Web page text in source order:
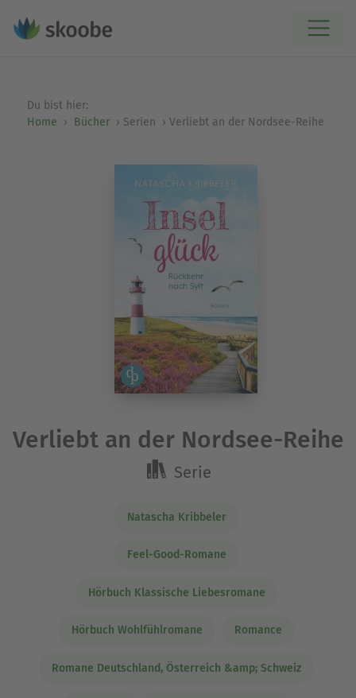
Du bist hier:
Home
Bücher Serien Verliebt an der Nordsee-Reihe
Verliebt an der Nordsee-Reihe
Serie
Natascha Kribbeler
Feel-Good-Romane
Hörbuch Klassische Liebesromane
Hörbuch Wohlfühlromane Romance
Romane Deutschland, Österreich &amp; Schweiz